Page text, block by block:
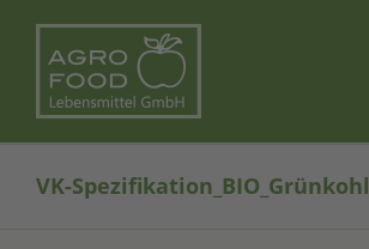
content
VK-Spezifikation_BIO_Grünkohl